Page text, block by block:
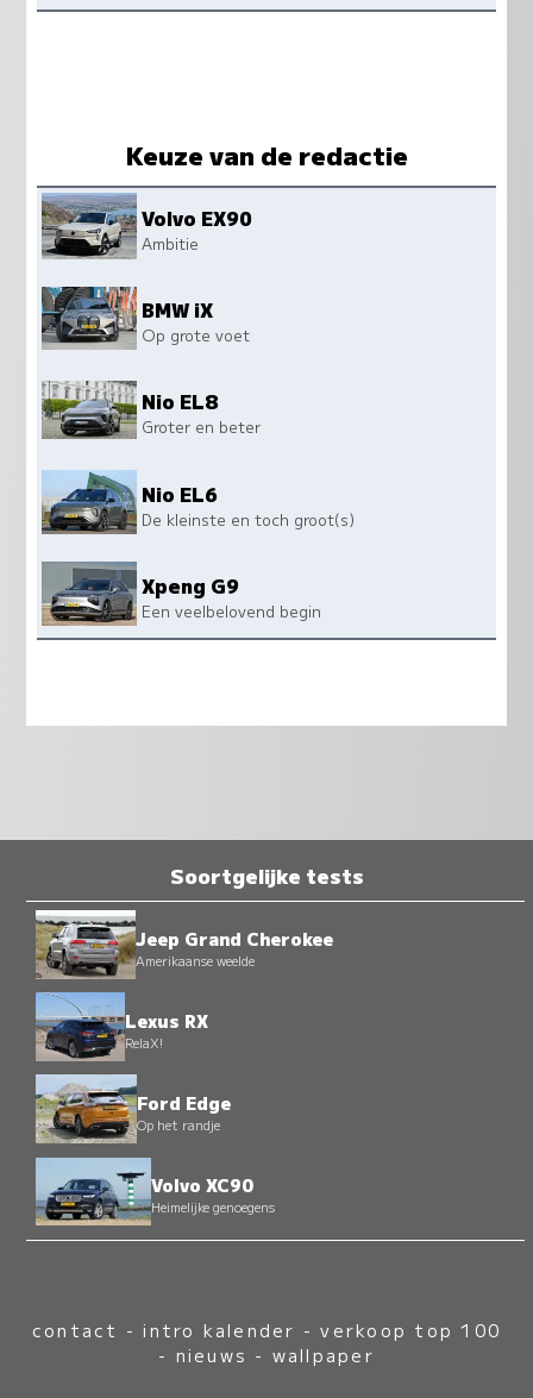
Keuze van de redactie
Volvo EX90
Ambitie
BMW iX
Op grote voet
Nio EL8
Groter en beter
Nio EL6
De kleinste en toch groot(s)
Xpeng G9
Een veelbelovend begin
Soortgelijke tests
Jeep Grand Cherokee
Amerikaanse weelde
Lexus RX
RelaX!
Ford Edge
Op het randje
Volvo XC90
Heimelijke genoegens
contact -intro kalender -verkoop top 100
- nieuws - wallpaper